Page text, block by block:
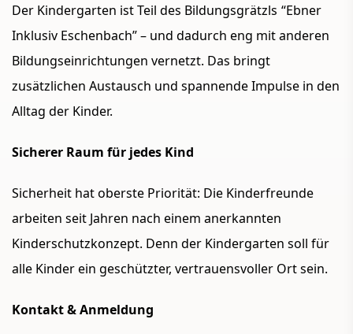
Der Kindergarten ist Teil des Bildungsgrätzls “Ebner
Inklusiv Eschenbach”– und dadurch eng mit anderen
Bildungseinrichtungen vernetzt. Das bringt
zusätzlichen Austausch und spannende Impulse in den
Alltag der Kinder.
Sicherer Raum für jedes Kind
Sicherheit hat oberste Priorität: Die Kinderfreunde
arbeiten seit Jahren nach einem anerkannten
Kinderschutzkonzept. Denn der Kindergarten soll für
alle Kinder ein geschützter, vertrauensvoller Ort sein.
Kontakt & Anmeldung